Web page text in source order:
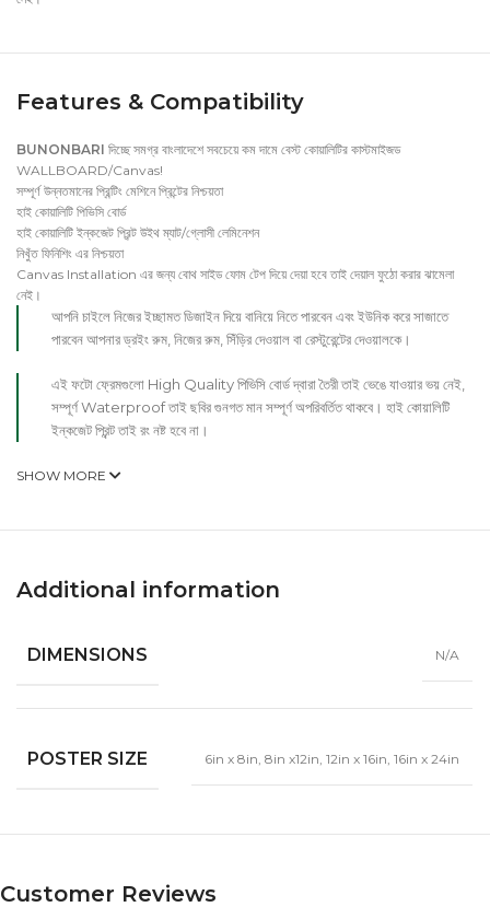
Features & Compatibility
BUNONBARI দিচ্ছে সমগ্র বাংলাদেশে সবচেয়ে কম দামে বেস্ট কোয়ালিটির কাস্টমাইজড
WALLBOARD/Canvas!
সম্পূর্ণ উন্নতমানের প্রিন্টিং মেশিনে প্রিন্টের নিশ্চয়তা
হাই কোয়ালিটি পিভিসি বোর্ড
হাই কোয়ালিটি ইন্কজেট প্রিন্ট উইথ ম্যাট/গ্লোসী লেমিনেশন
নিখুঁত ফিনিশিং এর নিশ্চয়তা
Canvas Installation এর জন্য বোথ সাইড ফোম টেপ দিয়ে দেয়া হবে তাই দেয়াল ফুঠো করার ঝামেলা
নেই।
আপনি চাইলে নিজের ইচ্ছামত ডিজাইন দিয়ে বানিয়ে নিতে পারবেন এবং ইউনিক করে সাজাতে
পারবেন আপনার ড্রইং রুম, নিজের রুম, সিঁড়ির দেওয়াল বা রেস্টুরেন্টের দেওয়ালকে।
এই ফটো ফ্রেমগুলো High Quality পিভিসি বোর্ড দ্বারা তৈরী তাই ভেঙে যাওয়ার ভয় নেই,
সম্পূর্ণ Waterproof তাই ছবির গুনগত মান সম্পূর্ণ অপরিবর্তিত থাকবে। হাই কোয়ালিটি
ইন্কজেট প্রিন্ট তাই রং নষ্ট হবে না।
SHOW MORE
Additional information
DIMENSIONS N/A
POSTER SIZE 6in x 8in, 8in x12in, 12in x 16in, 16in x 24in
Customer Reviews